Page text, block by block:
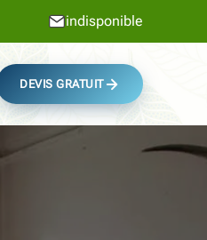
indisponible
DEVIS GRATUIT